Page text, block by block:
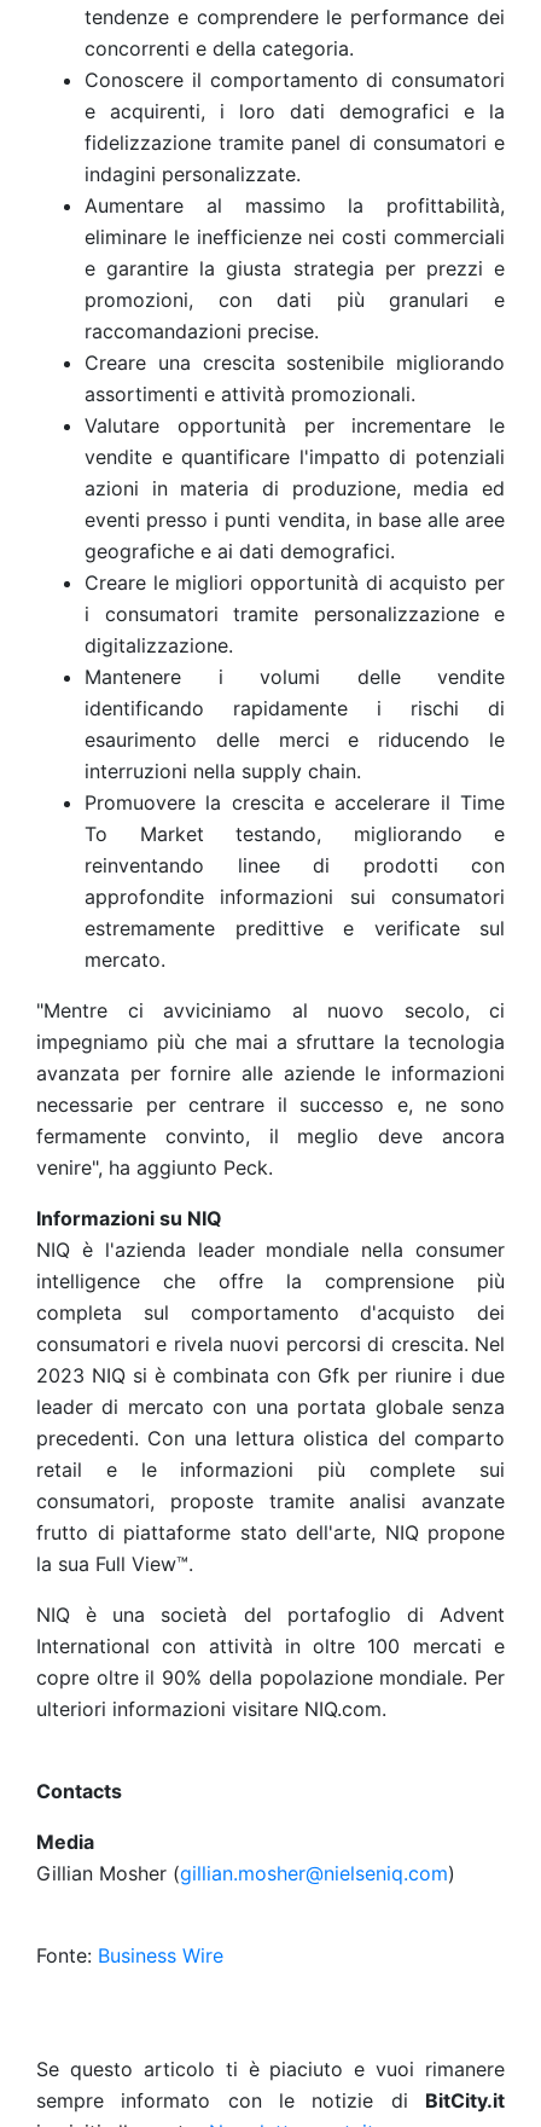
tendenze e comprendere le performance dei
concorrenti e della categoria.
Conoscere il comportamento di consumatori
e acquirenti, i loro dati demografici e la
fidelizzazione tramite panel di consumatori e
indagini personalizzate.
Aumentare al massimo la profittabilità,
eliminare le inefficienze nei costi commerciali
e garantire la giusta strategia per prezzi e
promozioni, con dati più granulari e
raccomandazioni precise.
Creare una crescita sostenibile migliorando
assortimenti e attività promozionali.
Valutare opportunità per incrementare le
vendite e quantificare l'impatto di potenziali
azioni in materia di produzione, media ed
eventi presso i punti vendita, in base alle aree
geografiche e ai dati demografici.
Creare le migliori opportunità di acquisto per
i consumatori tramite personalizzazione e
digitalizzazione.
Mantenere i volumi delle vendite
identificando rapidamente i rischi di
esaurimento delle merci e riducendo le
interruzioni nella supply chain.
Promuovere la crescita e accelerare il Time
To Market testando, migliorando e
reinventando linee di prodotti con
approfondite informazioni sui consumatori
estremamente predittive e verificate sul
mercato.
"Mentre ci avviciniamo al nuovo secolo, ci
impegniamo più che mai a sfruttare la tecnologia
avanzata per fornire alle aziende le informazioni
necessarie per centrare il successo e, ne sono
fermamente convinto, il meglio deve ancora
venire", ha aggiunto Peck.
Informazioni su NIQ
NIQ è l'azienda leader mondiale nella consumer
intelligence che offre la comprensione più
completa sul comportamento d'acquisto dei
consumatori e rivela nuovi percorsi di crescita. Nel
2023 NIQ si è combinata con Gfk per riunire i due
leader di mercato con una portata globale senza
precedenti. Con una lettura olistica del comparto
retail e le informazioni più complete sui
consumatori, proposte tramite analisi avanzate
frutto di piattaforme stato dell'arte, NIQ propone
la sua Full View™.
NIQ è una società del portafoglio di Advent
International con attività in oltre 100 mercati e
copre oltre il 90% della popolazione mondiale. Per
ulteriori informazioni visitare NIQ.com.
Contacts
Media
Gillian Mosher (gillian.mosher@nielseniq.com)
Fonte: Business Wire
Se questo articolo ti è piaciuto e vuoi rimanere
sempre informato con le notizie di BitCity.it